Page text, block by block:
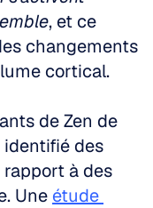
, et ce
changements
cortical.
de Zen de
des
à des
Une étude